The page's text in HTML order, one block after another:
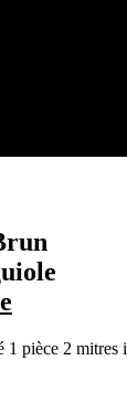
1 pièce 2 mitres